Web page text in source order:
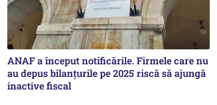
ANAF a început notificările. Firmele care nu
au depus bilanțurile pe 2025 riscă să ajungă
inactive fiscal